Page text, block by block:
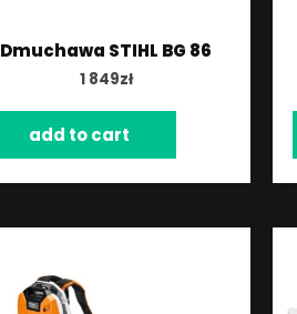
Dmuchawa STIHL BG 86
1 849zł
add to cart